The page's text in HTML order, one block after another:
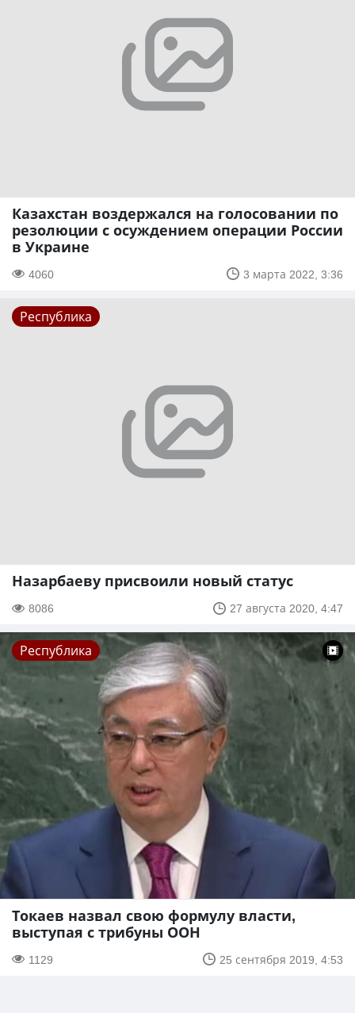
Казахстан воздержался на голосовании по
резолюции с осуждением операции России
в Украине
4060 3 марта 2022, 3:36
Республика
Назарбаеву присвоили новый статус
8086 27 августа 2020, 4:47
Республика
Токаев назвал свою формулу власти,
выступая с трибуны ООН
1129 25 сентября 2019, 4:53